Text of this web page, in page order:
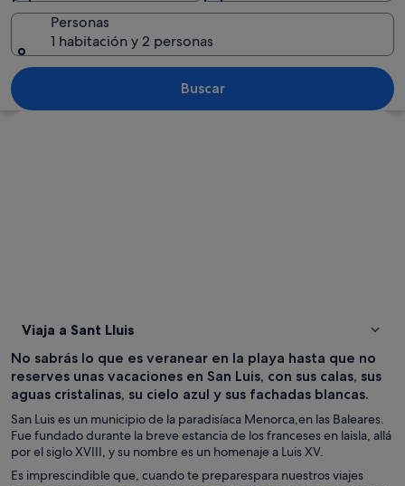
Escena costera con un mar azul
Personas
1 habitación y 2 personas
Buscar
Viaja a Sant Lluis
No sabrás lo que es veranear en la playa hasta que no
reserves unas vacaciones en San Luis, con sus calas, sus
aguas cristalinas, su cielo azul y sus fachadas blancas.
San Luis es un municipio de la paradisíaca Menorca,en las Baleares.
Fue fundado durante la breve estancia de los franceses en laisla, allá
por el siglo XVIII, y su nombre es un homenaje a Luis XV.
Es imprescindible que, cuando te preparespara nuestros viajes